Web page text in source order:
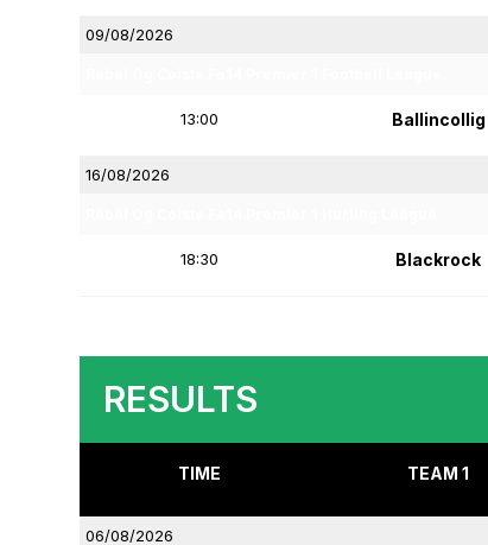
09/08/2026
13:00 Ballincollig
16/08/2026
18:30 Blackrock
RESULTS
TIME TEAM 1
06/08/2026